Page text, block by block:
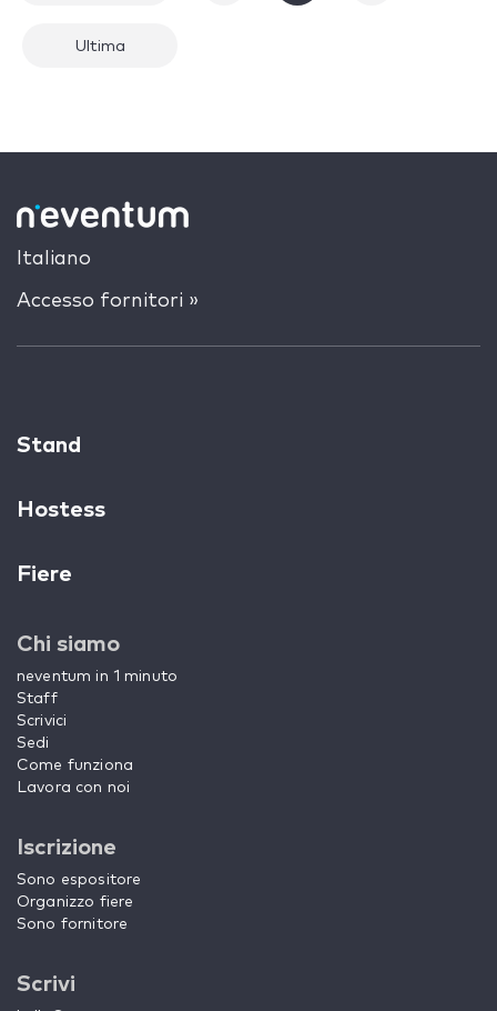
Ultima
Italiano
Accesso fornitori »
Stand
Hostess
Fiere
Chi siamo
neventum in 1 minuto
Staff
Scrivici
Sedi
Come funziona
Lavora con noi
Iscrizione
Sono espositore
Organizzo fiere
Sono fornitore
Scrivi